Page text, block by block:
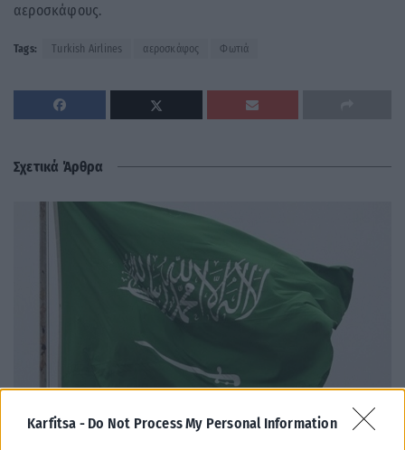
Karfitsa - Do Not Process My Personal Information
αεροσκάφους.
Tags: Turkish Airlines αεροσκάφος Φωτιά
Σχετικά Άρθρα